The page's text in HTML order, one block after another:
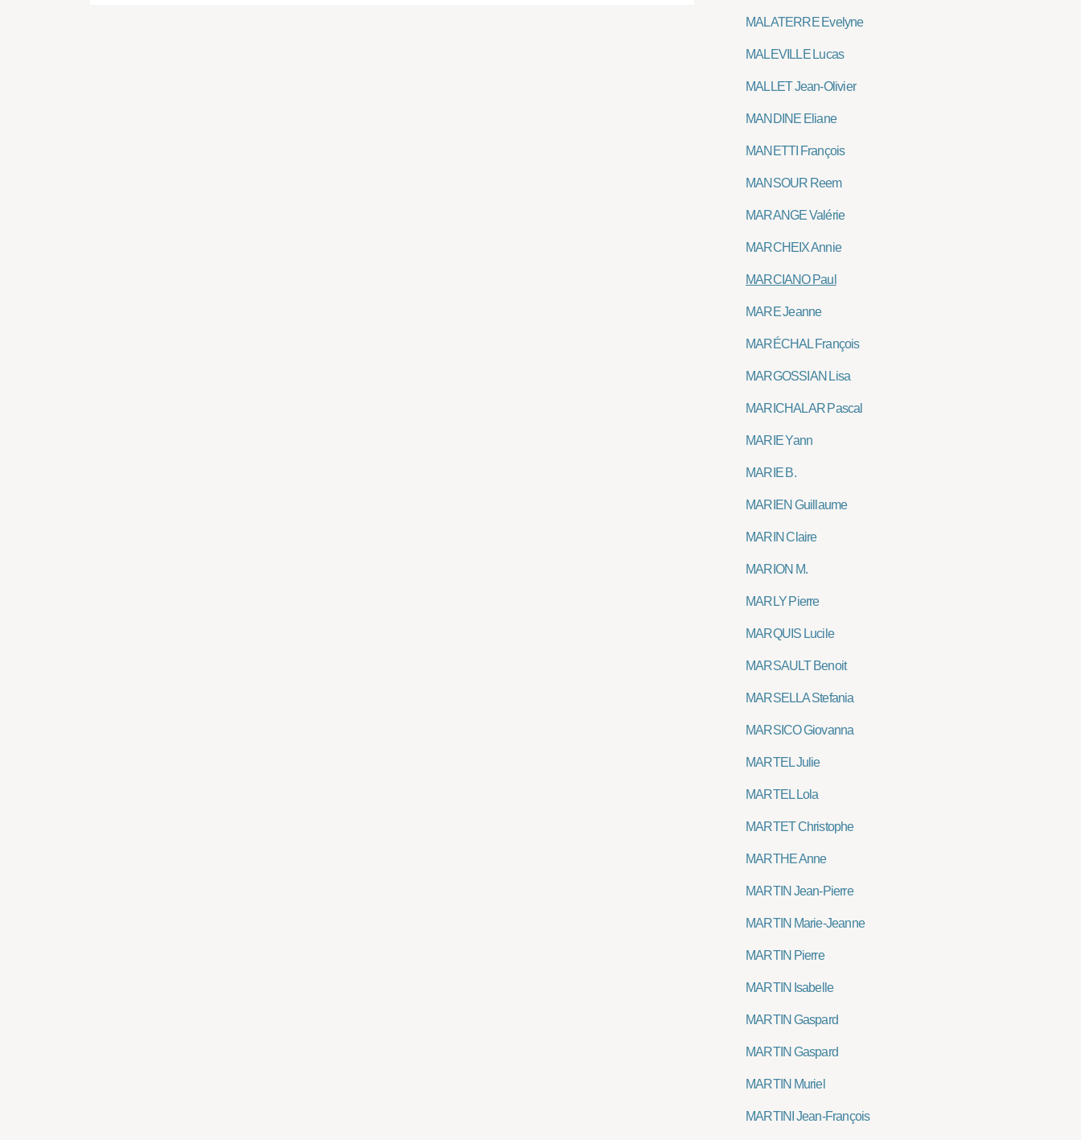
MALATERRE Evelyne
MALEVILLE Lucas
MALLET Jean-Olivier
MANDINE Eliane
MANETTI François
MANSOUR Reem
MARANGE Valérie
MARCHEIX Annie
MARCIANO Paul
MARE Jeanne
MARÉCHAL François
MARGOSSIAN Lisa
MARICHALAR Pascal
MARIE Yann
MARIE B.
MARIEN Guillaume
MARIN Claire
MARION M.
MARLY Pierre
MARQUIS Lucile
MARSAULT Benoit
MARSELLA Stefania
MARSICO Giovanna
MARTEL Julie
MARTEL Lola
MARTET Christophe
MARTHE Anne
MARTIN Jean-Pierre
MARTIN Marie-Jeanne
MARTIN Pierre
MARTIN Isabelle
MARTIN Gaspard
MARTIN Gaspard
MARTIN Muriel
MARTINI Jean-François